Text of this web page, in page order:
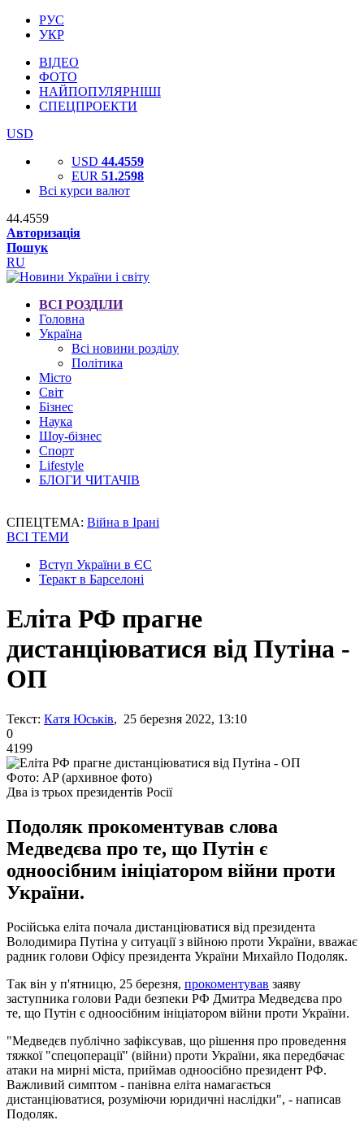
РУС
УКР
ВІДЕО
ФОТО
НАЙПОПУЛЯРНІШІ
СПЕЦПРОЕКТИ
USD
USD 44.4559
EUR 51.2598
Всі курси валют
44.4559
Авторизація
Пошук
RU
ВСІ РОЗДІЛИ
Головна
Україна
Всі новини розділу
Політика
Місто
Світ
Бізнес
Наука
Шоу-бізнес
Спорт
Lifestyle
БЛОГИ ЧИТАЧІВ
СПЕЦТЕМА: Війна в Ірані
ВСІ ТЕМИ
Вступ України в ЄС
Теракт в Барселоні
Еліта РФ прагне
дистанціюватися від Путіна -
ОП
Текст: Катя Юськів, 25 березня 2022, 13:10
0
4199
Фото: AP (архивное фото)
Два із трьох президентів Росії
Подоляк прокоментував слова
Медведєва про те, що Путін є
одноосібним ініціатором війни проти
України.
Російська еліта почала дистанціюватися від президента
Володимира Путіна у ситуації з війною проти України, вважає
радник голови Офісу президента України Михайло Подоляк.
Так він у п'ятницю, 25 березня, прокоментував заяву
заступника голови Ради безпеки РФ Дмитра Медведєва про
те, що Путін є одноосібним ініціатором війни проти України.
"Медведєв публічно зафіксував, що рішення про проведення
тяжкої "спецоперації" (війни) проти України, яка передбачає
атаки на мирні міста, приймав одноосібно президент РФ.
Важливий симптом - панівна еліта намагається
дистанціюватися, розуміючи юридичні наслідки", - написав
Подоляк.